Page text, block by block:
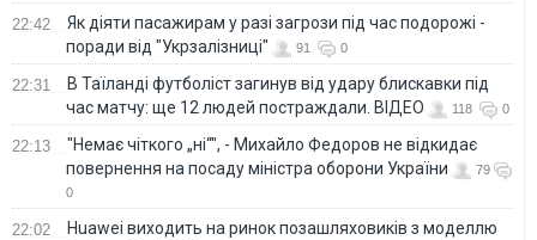
22:42
Як діяти пасажирам у разі загрози під час подорожі -
поради від "Укрзалізниці"
91 0
22:31
В Таїланді футболіст загинув від удару блискавки під
час матчу: ще 12 людей постраждали. ВІДЕО
118 0
22:13
"Немає чіткого „ні“", - Михайло Федоров не відкидає
повернення на посаду міністра оборони України
79
0
22:02
Huawei виходить на ринок позашляховиків з моделлю